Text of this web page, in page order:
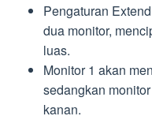
Pengaturan
dua monitor,
luas.
Monitor 1 akan
sedangkan
kanan.